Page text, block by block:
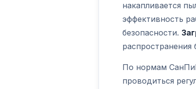
накапливается
эффективность
безопасности.
По нормам
проводиться